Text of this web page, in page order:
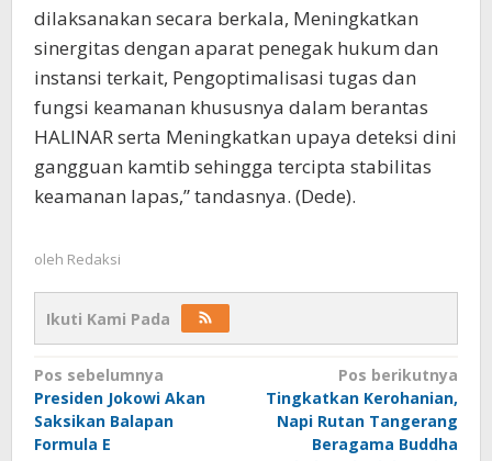
dilaksanakan secara berkala, Meningkatkan
sinergitas dengan aparat penegak hukum dan
instansi terkait, Pengoptimalisasi tugas dan
fungsi keamanan khususnya dalam berantas
HALINAR serta Meningkatkan upaya deteksi dini
gangguan kamtib sehingga tercipta stabilitas
keamanan lapas,” tandasnya. (Dede).
oleh Redaksi
Ikuti Kami Pada
Navigasi
pos
Pos sebelumnya
Presiden Jokowi Akan
Saksikan Balapan
Formula E
Pos berikutnya
Tingkatkan Kerohanian,
Napi Rutan Tangerang
Beragama Buddha